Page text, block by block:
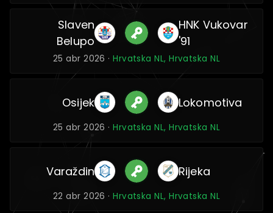
Slaven
Belupo
HNK Vukovar
'91
25 abr 2026 ·Hrvatska NL, Hrvatska NL
Osijek Lokomotiva
25 abr 2026 ·Hrvatska NL, Hrvatska NL
Varaždin Rijeka
22 abr 2026 ·Hrvatska NL, Hrvatska NL